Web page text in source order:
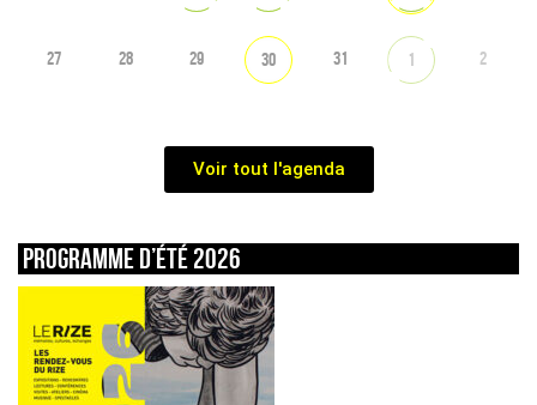
27 28 29 30 31 1 2
Voir tout l'agenda
Programme d’été 2026